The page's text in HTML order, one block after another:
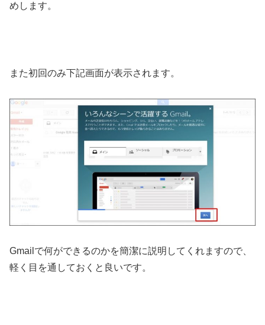
めします。
また初回のみ下記画面が表示されます。
Gmailで何ができるのかを簡潔に説明してくれますので、
軽く目を通しておくと良いです。